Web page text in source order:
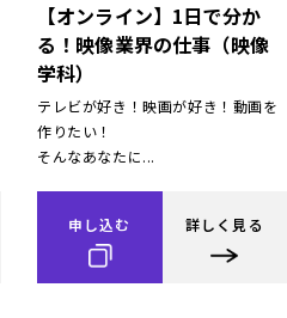
【オンライン】1日で分か
る！映像業界の仕事（映像
学科）
テレビが好き！映画が好き！動画を
作りたい！
そんなあなたに...
申し込む 詳しく見る